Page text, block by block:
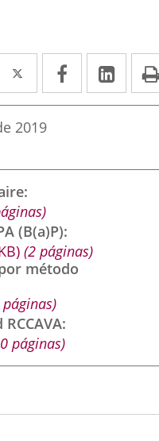
Twitter
Enlace
a
una
externa.
Facebook
Enlace
a
externa.
a
2019
(B(a)P)
) (2 páginas)
método
páginas)